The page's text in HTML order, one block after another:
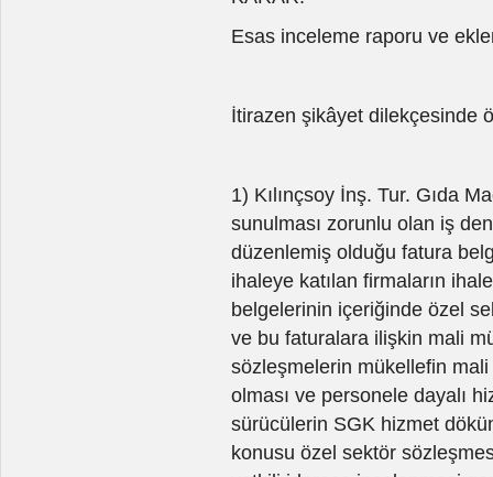
Esas inceleme raporu ve
İtirazen şikâyet dilekçesinde
1) Kılınçsoy İnş. Tur. Gıda
sunulması zorunlu olan iş
düzenlemiş olduğu fatura
ihaleye katılan firmaların
belgelerinin içeriğinde özel
ve bu faturalara ilişkin mali
sözleşmelerin mükellefin
olması ve personele dayalı
sürücülerin SGK hizmet
konusu özel sektör